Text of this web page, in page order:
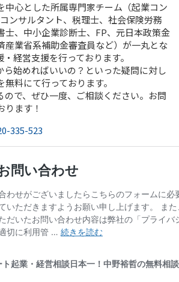
中心とした所属専門家チーム（起業コン
ンサルタント、税理士、社会保険労務
士、中小企業診断士、FP、元日本政策金
産業省系補助金審査員など）が一丸とな
経営支援を行っております。
ら始めればいいの？といった疑問に対し
料にて行っております。
ので、ぜひ一度、ご相談ください。お問
ります！
335-523